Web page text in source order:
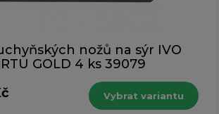
nožů na sýr IVO
GOLD 4 ks 39079
Vybrat variantu